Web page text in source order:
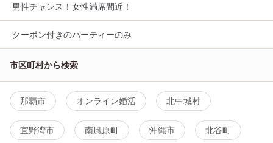
男性チャンス！女性満席間近！
クーポン付きのパーティーのみ
市区町村から検索
那覇市 オンライン婚活 北中城村
宜野湾市 南風原町 沖縄市 北谷町